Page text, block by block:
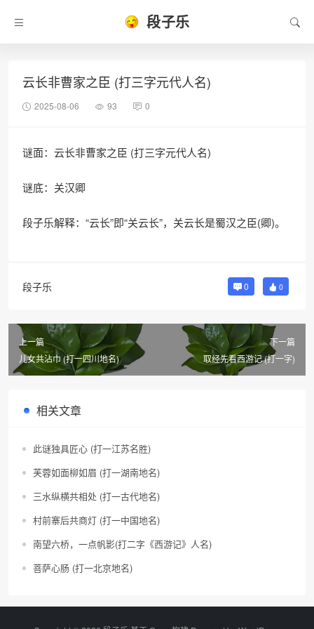
段子乐
云长非曹家之臣 (打三字元代人名)
2025-08-06 93 0
谜面：云长非曹家之臣 (打三字元代人名)
谜底：关汉卿
段子乐解释：“云长”即“关云长”，关云长是蜀汉之臣(卿)。
段子乐 0 0
上一篇
儿女共沾巾 (打一四川地名)
下一篇
取经先看西游记 (打一字)
相关文章
此谜独具匠心 (打一江苏名胜)
芙蓉如面柳如眉 (打一湖南地名)
三水纵横共相处 (打一古代地名)
村前寨后共商灯 (打一中国地名)
南望六桥，一点帆影(打二字《西游记》人名)
菩萨心肠 (打一北京地名)